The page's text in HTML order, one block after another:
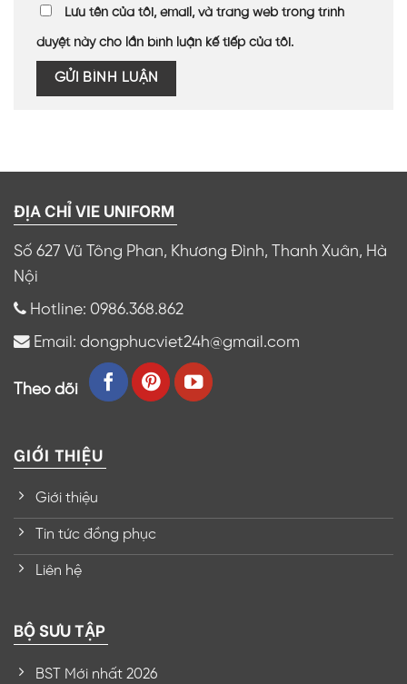
Lưu tên của tôi, email, và trang web trong trình
duyệt này cho lần bình luận kế tiếp của tôi.
ĐỊA CHỈ VIE UNIFORM
Số 627 Vũ Tông Phan, Khương Đình, Thanh Xuân, Hà
Nội
Hotline: 0986.368.862
Email: dongphucviet24h@gmail.com
Theo dõi
GIỚI THIỆU
Giới thiệu
Tin tức đồng phục
Liên hệ
BỘ SƯU TẬP
BST Mới nhất 2026